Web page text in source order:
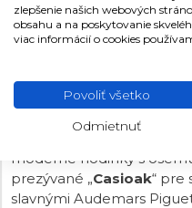
CASIO G-SHOCK
Kolekcia G-Shock
najbohatšou radou
Nájdeme tu širokú
moderné hodinky s
prezývané „Casioak“ pre
slavnými Audemars
zlepšenie našich webových
obsahu a na poskytovanie
viac informácií o cookies
Povoliť všetko
Odmietnuť